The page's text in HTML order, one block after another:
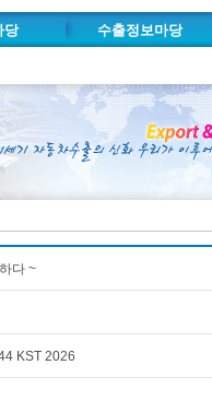
당
내
수출정보마당
수출정보자료실
중고차수출가격시세표
다 ~
KST 2026